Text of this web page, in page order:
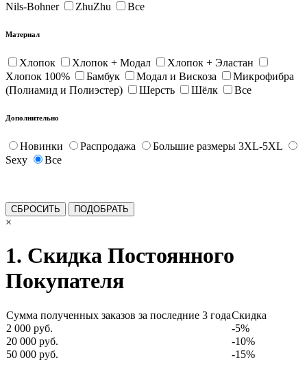
Nils-Bohner
ZhuZhu Все
Материал
Хлопок Хлопок + Модал
Хлопок + Эластан
Хлопок 100%
Бамбук Модал и Вискоза
Микрофибра
(Полиамид и Полиэстер)
Шерсть Шёлк Все
Дополнительно
Новинки Распродажа
Большие размеры 3XL-5XL
Sexy
Все
×
1. Скидка Постоянного
Покупателя
Сумма полученных заказов за последние 3 годаСкидка
2 000 руб.
-5%
20 000 руб.
-10%
50 000 руб.
-15%